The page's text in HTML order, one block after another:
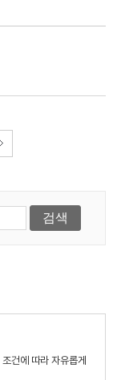
조건에 따라 자유롭게